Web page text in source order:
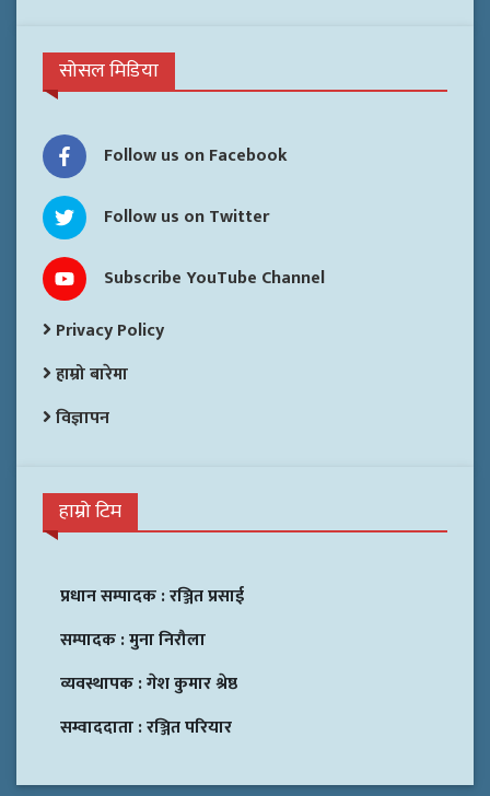
सोसल मिडिया
Follow us on Facebook
Follow us on Twitter
Subscribe YouTube Channel
Privacy Policy
हाम्रो बारेमा
विज्ञापन
हाम्रो टिम
प्रधान सम्पादक :रञ्जित प्रसाई
सम्पादक :मुना निरौला
व्यवस्थापक :गेश कुमार श्रेष्ठ
सम्वाददाता :रञ्जित परियार